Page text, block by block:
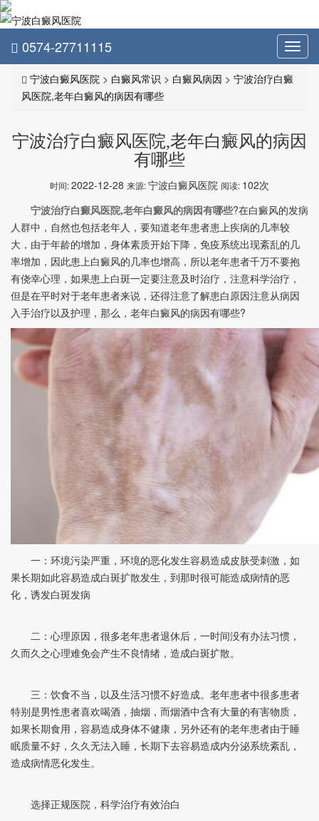
0574-27711115
宁波白癜风医院 > 白癜风常识 > 白癜风病因 > 宁波治疗白癜
风医院,老年白癜风的病因有哪些
宁波治疗白癜风医院,老年白癜风的病因
有哪些
时间:2022-12-28 来源:宁波白癜风医院 阅读: 102次
宁波治疗白癜风医院,老年白癜风的病因有哪些?在白癜风的发病
人群中，自然也包括老年人，要知道老年患者患上疾病的几率较
大，由于年龄的增加，身体素质开始下降，免疫系统出现紊乱的几
率增加，因此患上白癜风的几率也增高，所以老年患者千万不要抱
有侥幸心理，如果患上白斑一定要注意及时治疗，注意科学治疗，
但是在平时对于老年患者来说，还得注意了解患白原因注意从病因
入手治疗以及护理，那么，老年白癜风的病因有哪些?
一：环境污染严重，环境的恶化发生容易造成皮肤受刺激，如
果长期如此容易造成白斑扩散发生，到那时很可能造成病情的恶
化，诱发白斑发病
二：心理原因，很多老年患者退休后，一时间没有办法习惯，
久而久之心理难免会产生不良情绪，造成白斑扩散。
三：饮食不当，以及生活习惯不好造成。老年患者中很多患者
特别是男性患者喜欢喝酒，抽烟，而烟酒中含有大量的有害物质，
如果长期食用，容易造成身体不健康，另外还有的老年患者由于睡
眠质量不好，久久无法入睡，长期下去容易造成内分泌系统紊乱，
造成病情恶化发生。
选择正规医院，科学治疗有效治白